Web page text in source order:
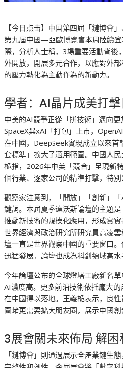
【今日点击】中国第四屆「鏈博會
第九屆中國—亞歐博覽會本周陸續
際，分析人士稱，3場重要活動背後
外開放，開展多元合作，以應對外部
的壓力轉化為主動作為的新動力。
學者：AI晶片成美打
中美的AI競爭正從「拼技術」邁向更
SpaceX與xAI「打包」上市，
在中國，DeepSeek實現成立以來首
套標準」擴大了適用範圍。中國人
桅指，2026年中美「競合」呈現新
個行業、逐家公司的精準打擊，特別
觀察家注意到，「開放」「創新」
鍵詞。本屆夏季達沃斯論壇的主題
推動新技術的規模化應用，形成實
世界經濟與政治研究所研究員高凌
壇一直是世界觀察中國的重要窗口
迅猛發展，論壇也成為科創領域高水
今年論壇公布的全球燈塔工廠新名
AI濃度高。更多前沿技術依托龐大
在中國得以落地。王義桅表示，良
圍堵更需要擴大朋友圈，展示中國創
3展會關未來佈局 解困
「鏈博會」則通過展示全產業鏈生